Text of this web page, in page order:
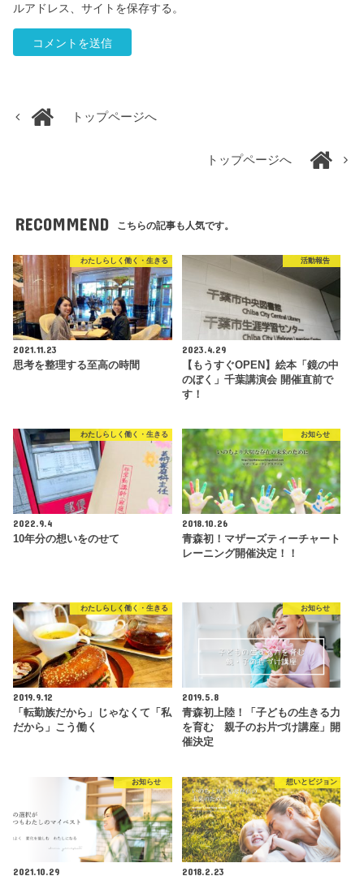
ルアドレス、サイトを保存する。
トップページへ
トップページへ
RECOMMEND こちらの記事も人気です。
わたしらしく働く・生きる
2021.11.23
思考を整理する至高の時間
活動報告
2023.4.29
【もうすぐOPEN】絵本「鏡の中
のぼく」千葉講演会 開催直前で
す！
わたしらしく働く・生きる
2022.9.4
10年分の想いをのせて
お知らせ
2018.10.26
青森初！マザーズティーチャート
レーニング開催決定！！
わたしらしく働く・生きる
2019.9.12
「転勤族だから」じゃなくて「私
だから」こう働く
お知らせ
2019.5.8
青森初上陸！「子どもの生きる力
を育む 親子のお片づけ講座」開
催決定
お知らせ
2021.10.29
想いとビジョン
2018.2.23